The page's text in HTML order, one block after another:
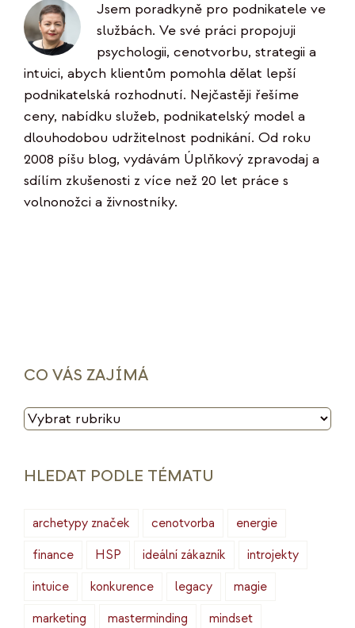
Jsem poradkyně pro podnikatele ve
službách. Ve své práci propojuji
psychologii, cenotvorbu, strategii a
intuici, abych klientům pomohla dělat lepší
podnikatelská rozhodnutí. Nejčastěji řešíme
ceny, nabídku služeb, podnikatelský model a
dlouhodobou udržitelnost podnikání. Od roku
2008 píšu blog, vydávám Úplňkový zpravodaj a
sdílím zkušenosti z více než 20 let práce s
volnonožci a živnostníky.
CO VÁS ZAJÍMÁ
CO
HLEDAT PODLE TÉMATU
archetypy značek cenotvorba
energie
finance
HSP ideální zákazník
introjekty
intuice
konkurence legacy
magie
marketing
masterminding
mindset